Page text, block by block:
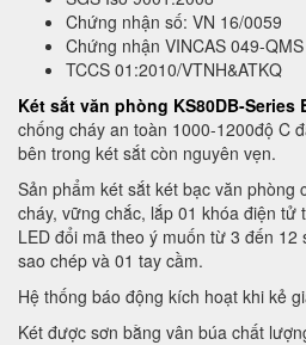
Chứng nhận số: VN 16/0059
Chứng nhận VINCAS 049-
TCCS 01:2010/VTNH&ATKQ
Két sắt văn phòng KS80DB-Series
chống cháy an toàn 1000-1200độ C
bên trong két sắt còn nguyên vẹn.
Sản phẩm két sắt két bạc văn phòng
cháy, vững chắc, lắp 01 khóa điện tử
LED đổi mã theo ý muốn từ 3 đến
sao chép và 01 tay cầm.
Hệ thống báo động kích hoạt khi kẻ
Két được sơn bằng vân búa chất